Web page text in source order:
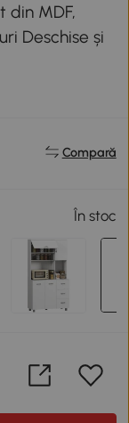
din MDF,
Deschise și
Compară
În stoc